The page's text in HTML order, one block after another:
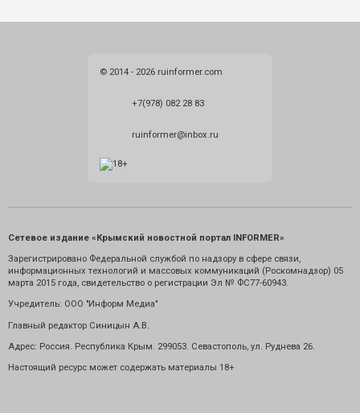
© 2014 - 2026 ruinformer.com
+7(978) 082 28 83
ruinformer@inbox.ru
Сетевое издание «Крымский новостной портал INFORMER»
Зарегистрировано Федеральной службой по надзору в сфере связи,
информационных технологий и массовых коммуникаций (Роскомнадзор) 05
марта 2015 года, свидетельство о регистрации Эл № ФС77-60943.
Учредитель: ООО "Информ Медиа"
Главный редактор Синицын А.В.
Адрес: Россия. Республика Крым. 299053. Севастополь, ул. Руднева 26.
Настоящий ресурс может содержать материалы 18+